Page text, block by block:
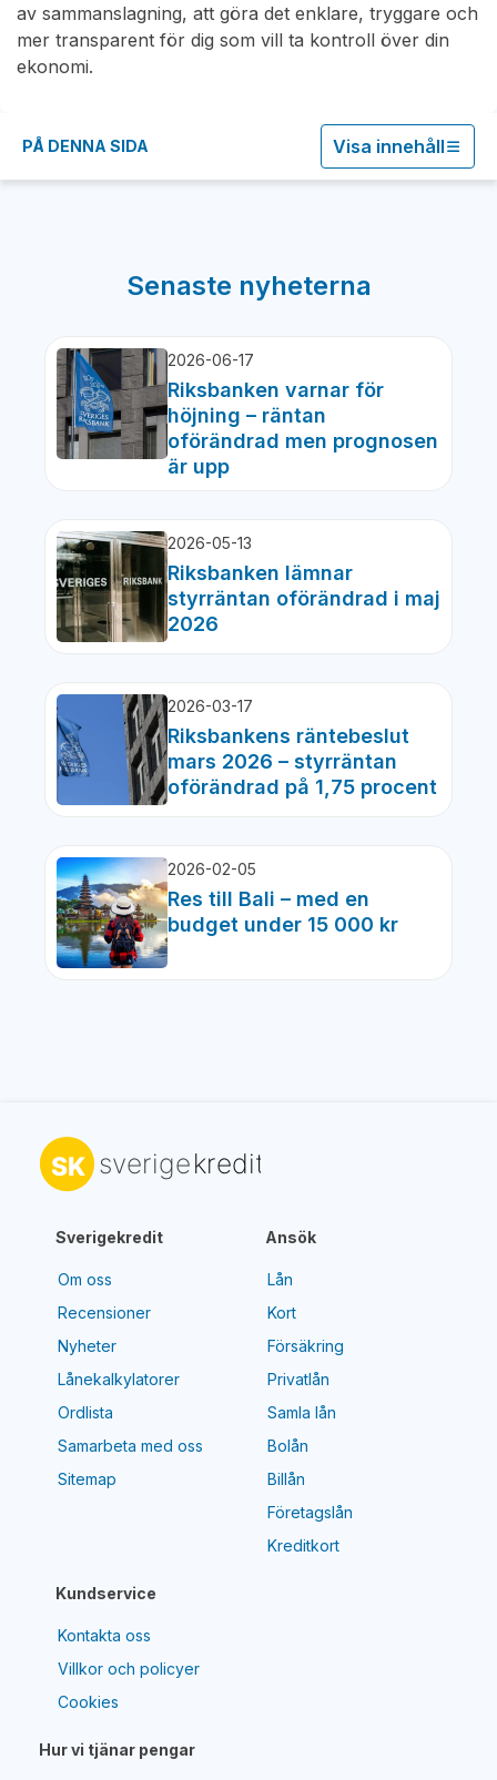
av sammanslagning, att göra det enklare, tryggare och
mer transparent för dig som vill ta kontroll över din
ekonomi.
PÅ DENNA SIDA Visa innehåll
Senaste nyheterna
2026-06-17
Riksbanken varnar för
höjning – räntan
oförändrad men prognosen
är upp
2026-05-13
Riksbanken lämnar
styrräntan oförändrad i maj
2026
2026-03-17
Riksbankens räntebeslut
mars 2026 – styrräntan
oförändrad på 1,75 procent
2026-02-05
Res till Bali – med en
budget under 15 000 kr
Sverigekredit
Om oss
Recensioner
Nyheter
Lånekalkylatorer
Ordlista
Samarbeta med oss
Sitemap
Kundservice
Kontakta oss
Villkor och policyer
Cookies
Ansök
Lån
Kort
Försäkring
Privatlån
Samla lån
Bolån
Billån
Företagslån
Kreditkort
Hur vi tjänar pengar